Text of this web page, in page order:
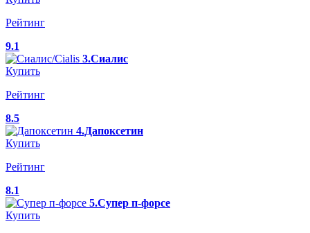
Рейтинг
9.1
3.Сиалис
Купить
Рейтинг
8.5
4.Дапоксетин
Купить
Рейтинг
8.1
5.Супер п-форсе
Купить